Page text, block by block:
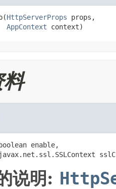
HttpServerProps props,
AppContext context)
enable,
说明: